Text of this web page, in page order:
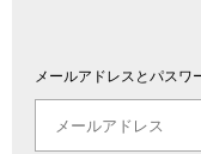
メールアドレスとパスワ